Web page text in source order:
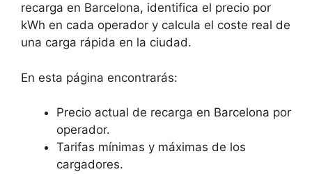
recarga en Barcelona, identifica el precio por
kWh en cada operador y calcula el coste real de
una carga rápida en la ciudad.
En esta página encontrarás:
Precio actual de recarga en Barcelona por
operador.
Tarifas mínimas y máximas de los
cargadores.